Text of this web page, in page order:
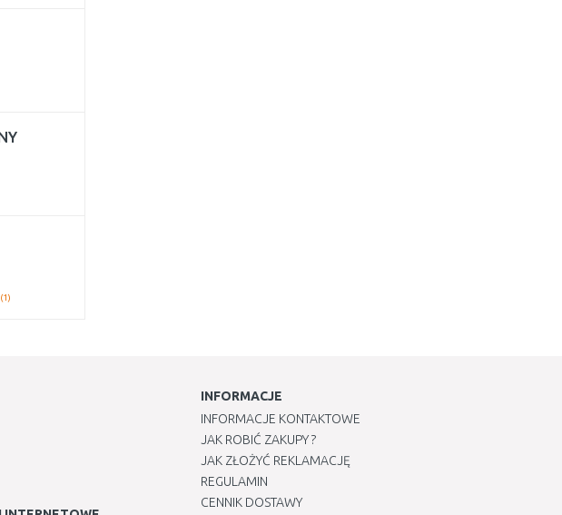
(1)
INFORMACJE
INFORMACJE KONTAKTOWE
JAK ROBIĆ ZAKUPY ?
JAK ZŁOŻYĆ REKLAMACJĘ
REGULAMIN
CENNIK DOSTAWY